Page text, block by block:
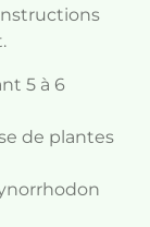
5 à 6
de plantes